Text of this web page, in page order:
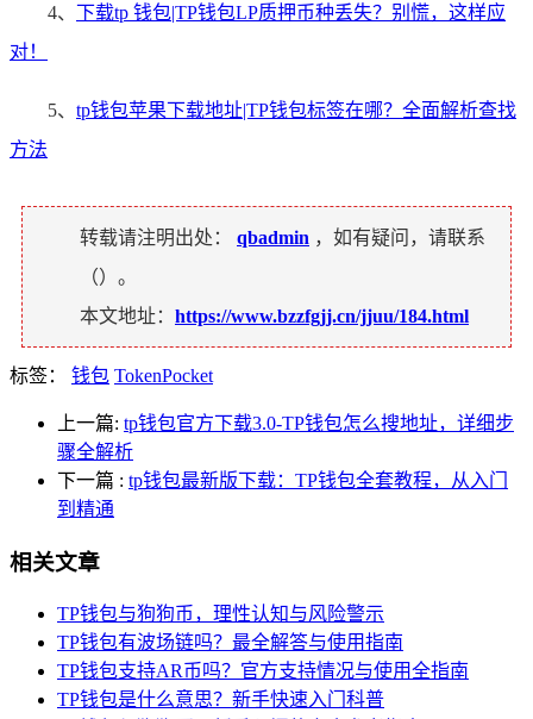
4、 下载tp 钱包|TP钱包LP质押币种丢失？别慌，这样应
对！
5、 tp钱包苹果下载地址|TP钱包标签在哪？全面解析查找
方法
转载请注明出处： qbadmin ，如有疑问，请联系
（）。
本文地址： https://www.bzzfgjj.cn/jjuu/184.html
标签： 钱包 TokenPocket
上一篇: tp钱包官方下载3.0-TP钱包怎么搜地址，详细步
骤全解析
下一篇 : tp钱包最新版下载：TP钱包全套教程，从入门
到精通
相关文章
TP钱包与狗狗币，理性认知与风险警示
TP钱包有波场链吗？最全解答与使用指南
TP钱包支持AR币吗？官方支持情况与使用全指南
TP钱包是什么意思？新手快速入门科普